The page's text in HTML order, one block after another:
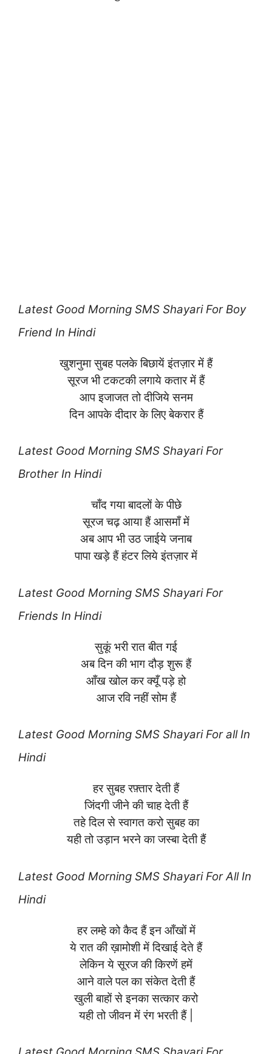
Latest Good Morning SMS Shayari For Boy
Friend In Hindi
खुशनुमा सुबह पलके बिछायें इंतज़ार में हैं
सूरज भी टकटकी लगाये कतार में हैं
आप इजाजत तो दीजिये सनम
दिन आपके दीदार के लिए बेकरार हैं
Latest Good Morning SMS Shayari For
Brother In Hindi
चाँद गया बादलों के पीछे
सूरज चढ़ आया हैं आसमाँ में
अब आप भी उठ जाईये जनाब
पापा खड़े हैं हंटर लिये इंतज़ार में
Latest Good Morning SMS Shayari For
Friends In Hindi
सुकूं भरी रात बीत गई
अब दिन की भाग दौड़ शुरू हैं
आँख खोल कर क्यूँ पड़े हो
आज रवि नहीं सोम हैं
Latest Good Morning SMS Shayari For all In
Hindi
हर सुबह रफ़्तार देती हैं
जिंदगी जीने की चाह देती हैं
तहे दिल से स्वागत करो सुबह का
यही तो उड़ान भरने का जस्बा देती हैं
Latest Good Morning SMS Shayari For All In
Hindi
हर लम्हे को कैद हैं इन आँखों में
ये रात की ख़ामोशी में दिखाई देते हैं
लेकिन ये सूरज की किरणें हमें
आने वाले पल का संकेत देती हैं
खुली बाहों से इनका सत्कार करो
यही तो जीवन में रंग भरती हैं |